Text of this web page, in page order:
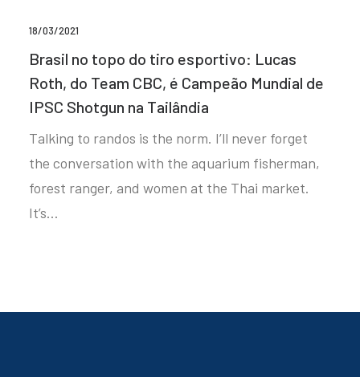
18/03/2021
Brasil no topo do tiro esportivo: Lucas
Roth, do Team CBC, é Campeão Mundial de
IPSC Shotgun na Tailândia
Talking to randos is the norm. I’ll never forget
the conversation with the aquarium fisherman,
forest ranger, and women at the Thai market.
It’s…